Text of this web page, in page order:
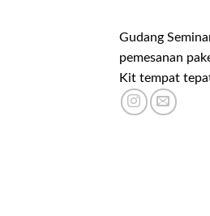
Gudang
pemesanan
Kit tempat